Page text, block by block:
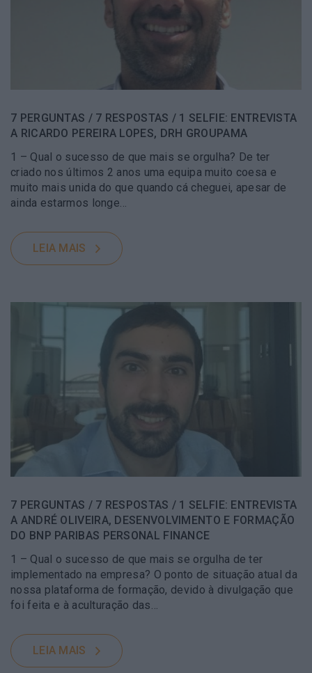
7 PERGUNTAS / 7 RESPOSTAS / 1 SELFIE: ENTREVISTA
A RICARDO PEREIRA LOPES, DRH GROUPAMA
1 – Qual o sucesso de que mais se orgulha? De ter
criado nos últimos 2 anos uma equipa muito coesa e
muito mais unida do que quando cá cheguei, apesar de
ainda estarmos longe…
LEIA MAIS
7 PERGUNTAS / 7 RESPOSTAS / 1 SELFIE: ENTREVISTA
A ANDRÉ OLIVEIRA, DESENVOLVIMENTO E FORMAÇÃO
DO BNP PARIBAS PERSONAL FINANCE
1 – Qual o sucesso de que mais se orgulha de ter
implementado na empresa? O ponto de situação atual da
nossa plataforma de formação, devido à divulgação que
foi feita e à aculturação das…
LEIA MAIS